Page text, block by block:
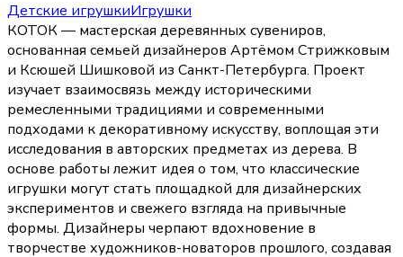
Детские игрушкиИгрушки
КОТОК — мастерская деревянных сувениров,
основанная семьей дизайнеров Артёмом Стрижковым
и Ксюшей Шишковой из Санкт-Петербурга. Проект
изучает взаимосвязь между историческими
ремесленными традициями и современными
подходами к декоративному искусству, воплощая эти
исследования в авторских предметах из дерева. В
основе работы лежит идея о том, что классические
игрушки могут стать площадкой для дизайнерских
экспериментов и свежего взгляда на привычные
формы. Дизайнеры черпают вдохновение в
творчестве художников-новаторов прошлого, создавая